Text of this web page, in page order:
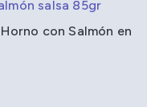
con Salmón en